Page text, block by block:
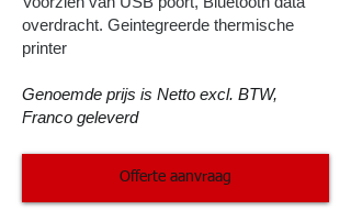
overdracht. Geintegreerde thermische
printer
Genoemde prijs is Netto excl. BTW,
Franco geleverd
Offerte aanvraag